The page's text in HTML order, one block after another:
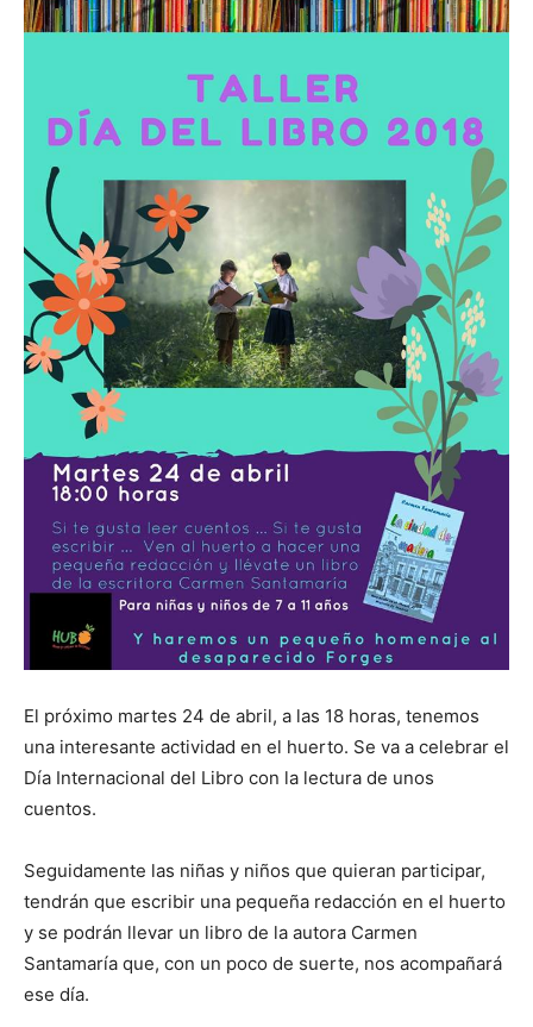
Butarque
El próximo martes 24 de abril, a las 18 horas, tenemos
una interesante actividad en el huerto. Se va a celebrar el
Día Internacional del Libro con la lectura de unos
cuentos.
Seguidamente las niñas y niños que quieran participar,
tendrán que escribir una pequeña redacción en el huerto
y se podrán llevar un libro de la autora Carmen
Santamaría que, con un poco de suerte, nos acompañará
ese día.